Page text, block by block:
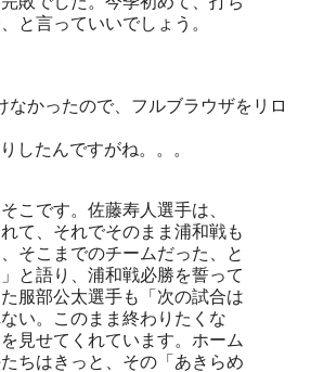
と言っていいでしょう。
なかったので、フルブラウザをリロ
したんですがね。。。
こです。佐藤寿人選手は、
れて、それでそのまま浦和戦も
そこまでのチームだった、と
と語り、浦和戦必勝を誓って
服部公太選手も「次の試合は
い。このまま終わりたくな
見せてくれています。ホーム
ちはきっと、その「あきらめ